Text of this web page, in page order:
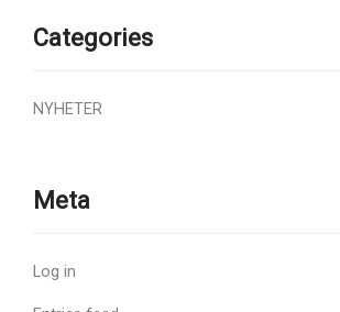
Categories
NYHETER
Meta
Log in